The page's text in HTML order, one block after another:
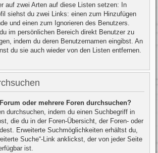
auf zwei Arten auf diese Listen setzen: In
siehst du zwei Links: einen zum Hinzufügen
und einen zum Ignorieren des Benutzers.
im persönlichen Bereich direkt Benutzer zu
indem du deren Benutzernamen eingibst. An
du sie auch wieder von den Listen entfernen.
oder mehrere Foren durchsuchen?
durchsuchen, indem du einen Suchbegriff in
die du in der Foren-Übersicht, der Foren- oder
Erweiterte Suchmöglichkeiten erhältst du,
Suche“-Link anklickst, der von jeder Seite
ist.